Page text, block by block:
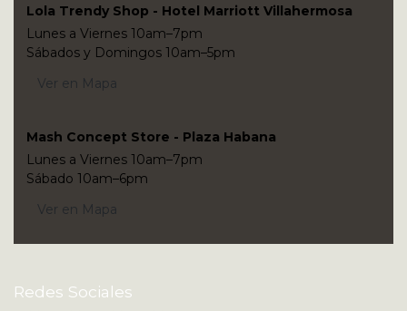
Lola Trendy Shop - Hotel Marriott Villahermosa
Lunes a Viernes 10am–7pm
Sábados y Domingos 10am–5pm
Ver en Mapa
Mash Concept Store - Plaza Habana
Lunes a Viernes 10am–7pm
Sábado 10am–6pm
Ver en Mapa
Redes Sociales